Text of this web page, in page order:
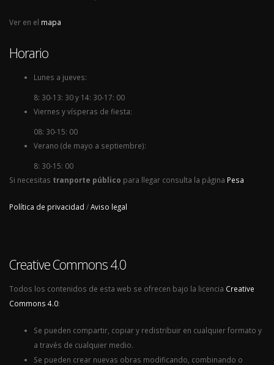
Ver en el mapa
Horario
Lunes a jueves:
8: 30-13: 30 y 14: 30-17: 00
Viernes y vísperas de fiesta:
08: 30-15: 00
Verano (de mayo a septiembre):
8: 30-15: 00
Si necesitas tranporte público para llegar consulta la página Pesa
Política de privacidad /Aviso legal
Creative Commons 4.0
Todos los contenidos de esta web se ofrecen bajo la licencia Creative
Commons 4.0:
Se pueden compartir, copiar y redistribuir en cualquier formato y
a través de cualquier medio.
Se pueden crear nuevas obras modificando, combinando o